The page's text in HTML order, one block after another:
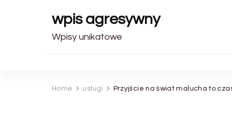
wpis agresywny
Wpisy unikatowe
Home usługi Przyjście na świat malucha to